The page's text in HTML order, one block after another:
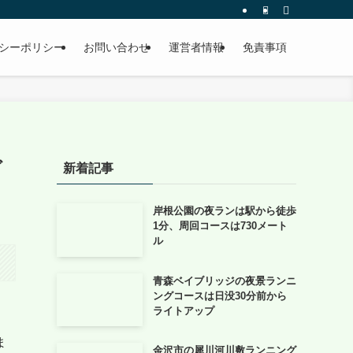
ーポリシー お問い合わせ 運営者情報 免責事項
新着記事
岸根公園の夜ランは駅から徒歩
1分、周回コースは730メート
ル
青森ベイブリッジの夜景ランニ
ングコースは日没30分前から
ライトアップ
金沢市の犀川河川敷ランニング